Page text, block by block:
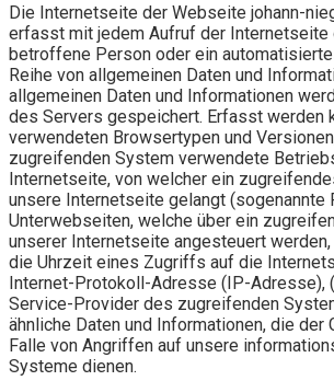
Die Internetseite der Webseite johann-
erfasst mit jedem Aufruf der Internetseite
betroffene Person oder ein
Reihe von allgemeinen Daten und
allgemeinen Daten und Informationen
des Servers gespeichert. Erfasst werden
verwendeten Browsertypen und
zugreifenden System verwendete
Internetseite, von welcher ein
unsere Internetseite gelangt (sogenannte
Unterwebseiten, welche über ein
unserer Internetseite angesteuert
die Uhrzeit eines Zugriffs auf die
Internet-Protokoll-Adresse (IP-Adresse),
Service-Provider des zugreifenden
ähnliche Daten und Informationen, die der
Falle von Angriffen auf unsere
Systeme dienen.